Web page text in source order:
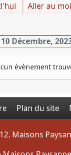
Aller au
Décembre,
évènement
Plan du site
Maisons